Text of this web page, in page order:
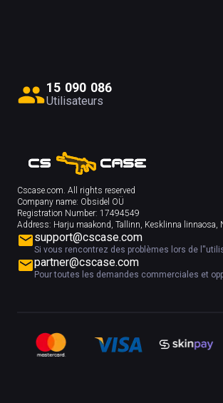
15 090 086
Utilisateurs
Cscase.com. All rights reserved
Company name: Obsidel OÜ
Registration Number: 17494549
Address: Harju maakond, Tallinn, Kesklinna linnaosa,
support@cscase.com
Si vous rencontrez des problèmes lors de
partner@cscase.com
Pour toutes les demandes commerciales et